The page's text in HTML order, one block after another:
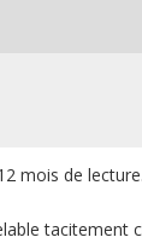
mois de lecture.
tacitement